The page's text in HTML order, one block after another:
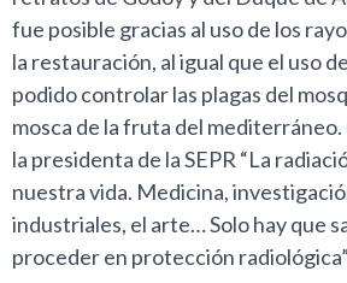
fue posible gracias al uso de los
la restauración, al igual que el uso
podido controlar las plagas del
mosca de la fruta del
la presidenta de la SEPR “La
nuestra vida. Medicina,
industriales, el arte… Solo hay que
proceder en protección